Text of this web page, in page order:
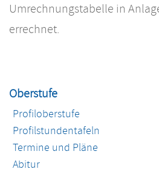
Umrechnungstabelle in
errechnet.
überspringen
Oberstufe
Profiloberstufe
Profilstundentafeln
Termine und Pläne
Abitur